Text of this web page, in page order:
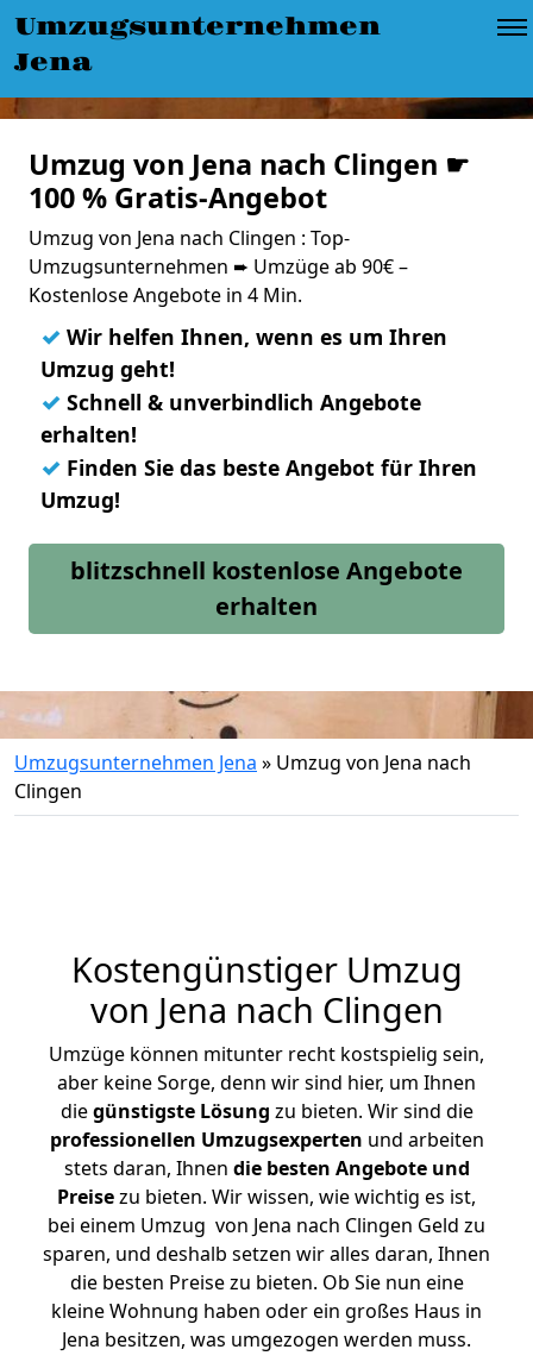
Umzugsunternehmen
Jena
Umzug von Jena nach Clingen ☛
100 % Gratis-Angebot
Umzug von Jena nach Clingen : Top-
Umzugsunternehmen ➨ Umzüge ab 90€ –
Kostenlose Angebote in 4 Min.
✓ Wir helfen Ihnen, wenn es um Ihren
Umzug geht!
✓ Schnell & unverbindlich Angebote
erhalten!
✓ Finden Sie das beste Angebot für Ihren
Umzug!
blitzschnell kostenlose Angebote
erhalten
Umzugsunternehmen Jena » Umzug von Jena nach
Clingen
Kostengünstiger Umzug
von Jena nach Clingen
Umzüge können mitunter recht kostspielig sein,
aber keine Sorge, denn wir sind hier, um Ihnen
diegünstigste Lösung zu bieten. Wir sind die
professionellen Umzugsexperten und arbeiten
stets daran, Ihnen die besten Angebote und
Preisezu bieten. Wir wissen, wie wichtig es ist,
bei einem Umzug von Jena nach Clingen Geld zu
sparen, und deshalb setzen wir alles daran, Ihnen
die besten Preise zu bieten. Ob Sie nun eine
kleine Wohnung haben oder ein großes Haus in
Jena besitzen, was umgezogen werden muss.